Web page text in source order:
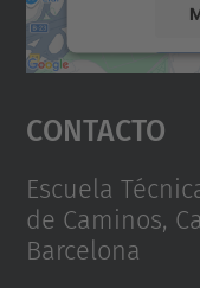
Contacto
Escuela
de Caminos,
Barcelona